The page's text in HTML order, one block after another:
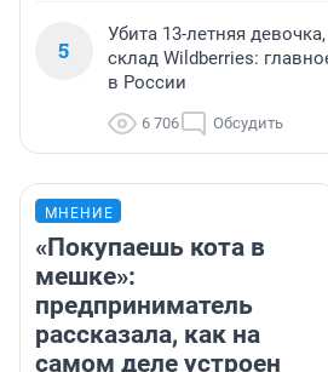
5
Убита 13-летняя
склад Wildberries:
в России
6 706 Обсудить
МНЕНИЕ
«Покупаешь кота в
мешке»:
предприниматель
рассказала, как на
самом деле устроен